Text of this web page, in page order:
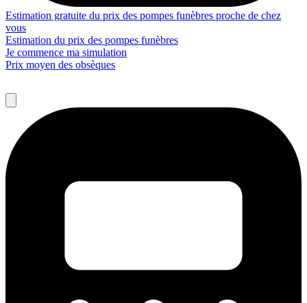
Estimation gratuite du prix des pompes funèbres proche de chez
vous
Estimation du prix des pompes funèbres
Je commence ma simulation
Prix moyen des obsèques